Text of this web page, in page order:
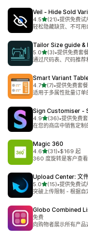
Veil ‑ Hide Sold
4.5星（满分 5 星）
(21)
总共 21 条评论
•提供免费试
轻松隐藏缺货、不可用
Tailor Size guide &
5.0星（满分 5 星）
(3)
总共 3 条评论
•提供免费套
通过尺码表、尺码推
Smart Variant
4.7星（满分 5 星）
(7)
总共 7 条评论
•提供免费套餐
适用于多属性批量订
Sign Customiser ‑
4.9星（满分 5 星）
(36)
总共 36 条评论
•提供免费
在您的商店中销售定
Magic 360
4.6星（满分 5 星）
(31)
总共 31 条评论
•$169 起
360 度旋转是客户查
Upload Center: 文
5.0星（满分 5 星）
(15)
总共 15 条评论
•提供免费试
突破上传限制 - 根据自
Globo Combined
免费
向购物者展示所有产